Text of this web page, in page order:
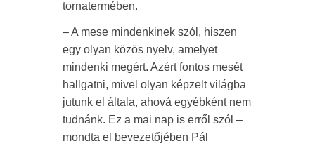
tornatermében.
– A mese mindenkinek szól, hiszen
egy olyan közös nyelv, amelyet
mindenki megért. Azért fontos mesét
hallgatni, mivel olyan képzelt világba
jutunk el általa, ahová egyébként nem
tudnánk. Ez a mai nap is erről szól –
mondta el bevezetőjében Pál